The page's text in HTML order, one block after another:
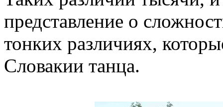
представление о
тонких различиях,
Словакии танца.